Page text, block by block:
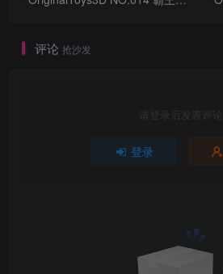
评论 抢沙发
请登录后发表评论
登录